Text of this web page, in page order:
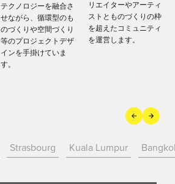
テクノロジーを融合さ
せながら、循環型のも
のづくりや空間づくり
等のプロジェクトデザ
インを手掛けていま
す。
リエイターやアーティ
ストとものづくりの枠
を超えたコミュニティ
を運営します。
PrevNext
Strasbourg Kuala Lumpur